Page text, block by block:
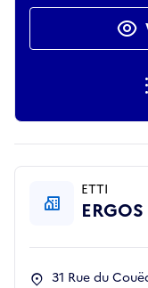
Actions
ETTI
31 Rue du